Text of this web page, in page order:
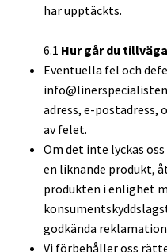
har upptäckts.
6.1 Hur går du
Eventuella fel och
adress, e-postadress,
av felet.
Om det inte lyckas
en liknande produkt,
produkten i enlighet
godkända
Vi förbehåller oss